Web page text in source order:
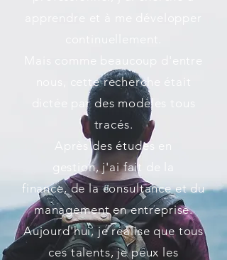
apprendre et à me développer
continuellement.
Mais comme beaucoup d'entre
nous, cette recherche était
dictée par des modèles tous
tracés.
Après des études en
gestion, j'ai fait de la
finance, de la consultance et du
management en entreprise.
Aujourd'hui, je réalise que tous
ces talents, je peux les